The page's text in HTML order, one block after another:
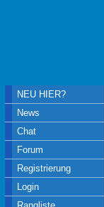
NEU HIER?
News
Chat
Forum
Registrierung
Login